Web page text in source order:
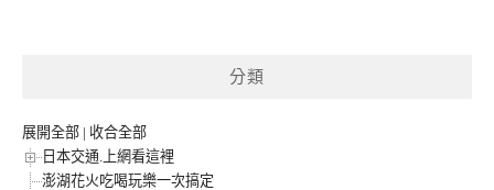
分類
展開全部 | 收合全部
日本交通.上網看這裡
澎湖花火吃喝玩樂一次搞定